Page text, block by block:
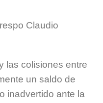
Claudio
las colisiones entre
un saldo de
inadvertido ante la